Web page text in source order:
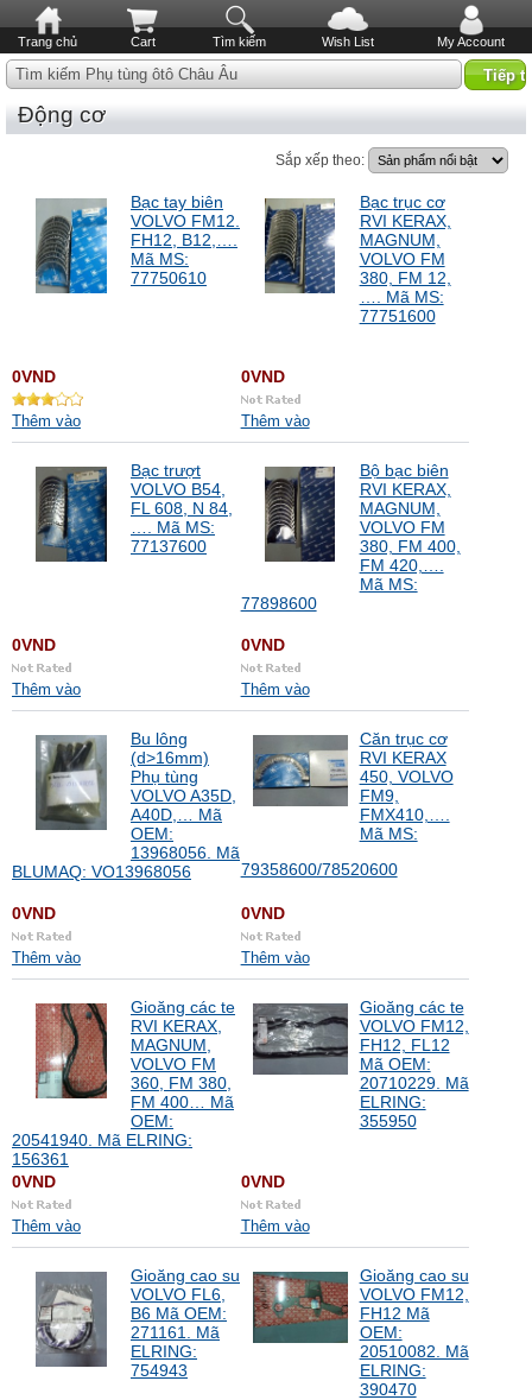
Trang chủ Cart Tìm kiếm Wish List My Account
Tìm kiếm Phụ tùng ôtô Châu Âu
Động cơ
Sắp xếp theo:
Bạc tay biên
VOLVO FM12.
FH12, B12,….
Mã MS:
77750610
0VND
Thêm vào
Bạc trục cơ
RVI KERAX,
MAGNUM,
VOLVO FM
380, FM 12,
…. Mã MS:
77751600
0VND
Thêm vào
Bạc trượt
VOLVO B54,
FL 608, N 84,
…. Mã MS:
77137600
0VND
Thêm vào
Bộ bạc biên
RVI KERAX,
MAGNUM,
VOLVO FM
380, FM 400,
FM 420,….
Mã MS:
77898600
0VND
Thêm vào
Bu lông
(d>16mm)
Phụ tùng
VOLVO A35D,
A40D,… Mã
OEM:
13968056. Mã
BLUMAQ: VO13968056
0VND
Thêm vào
Căn trục cơ
RVI KERAX
450, VOLVO
FM9,
FMX410,….
Mã MS:
79358600/78520600
0VND
Thêm vào
Gioăng các te
RVI KERAX,
MAGNUM,
VOLVO FM
360, FM 380,
FM 400… Mã
OEM:
20541940. Mã ELRING:
156361
0VND
Thêm vào
Gioăng các te
VOLVO FM12,
FH12, FL12
Mã OEM:
20710229. Mã
ELRING:
355950
0VND
Thêm vào
Gioăng cao su
VOLVO FL6,
B6 Mã OEM:
271161. Mã
ELRING:
754943
Gioăng cao su
VOLVO FM12,
FH12 Mã
OEM:
20510082. Mã
ELRING:
390470